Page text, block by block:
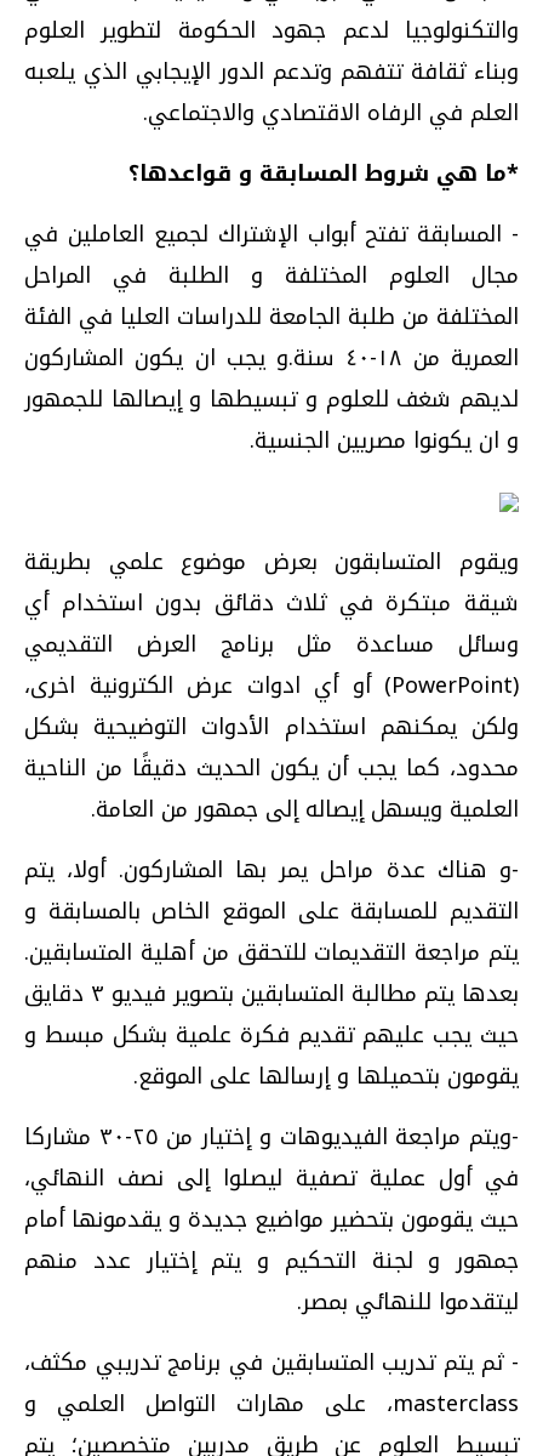
والتكنولوجيا لدعم جهود الحكومة لتطوير العلوم
وبناء ثقافة تتفهم وتدعم الدور الإيجابي الذي يلعبه
العلم في الرفاه الاقتصادي والاجتماعي.
*ما هي شروط المسابقة و قواعدها؟
- المسابقة تفتح أبواب الإشتراك لجميع العاملين في
مجال العلوم المختلفة و الطلبة في المراحل
المختلفة من طلبة الجامعة للدراسات العليا في الفئة
العمرية من ١٨-٤٠ سنة.و يجب ان يكون المشاركون
لديهم شغف للعلوم و تبسيطها و إيصالها للجمهور
و ان يكونوا مصريين الجنسية.
ويقوم المتسابقون بعرض موضوع علمي بطريقة
شيقة مبتكرة في ثلاث دقائق بدون استخدام أي
وسائل مساعدة مثل برنامج العرض التقديمي
(PowerPoint) أو أي ادوات عرض الكترونية اخرى،
ولكن يمكنهم استخدام الأدوات التوضيحية بشكل
محدود، كما يجب أن يكون الحديث دقيقًا من الناحية
العلمية ويسهل إيصاله إلى جمهور من العامة.
-و هناك عدة مراحل يمر بها المشاركون. أولا، يتم
التقديم للمسابقة على الموقع الخاص بالمسابقة و
يتم مراجعة التقديمات للتحقق من أهلية المتسابقين.
بعدها يتم مطالبة المتسابقين بتصوير فيديو ٣ دقايق
حيث يجب عليهم تقديم فكرة علمية بشكل مبسط و
يقومون بتحميلها و إرسالها على الموقع.
-ويتم مراجعة الفيديوهات و إختيار من ٢٥-٣٠ مشاركا
في أول عملية تصفية ليصلوا إلى نصف النهائي،
حيث يقومون بتحضير مواضيع جديدة و يقدمونها أمام
جمهور و لجنة التحكيم و يتم إختيار عدد منهم
ليتقدموا للنهائي بمصر.
- ثم يتم تدريب المتسابقين في برنامج تدريبي مكثف،
masterclass، على مهارات التواصل العلمي و
تبسيط العلوم عن طريق مدربين متخصصين؛ يتم